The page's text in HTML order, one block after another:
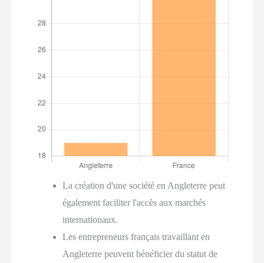
La création d'une société en Angleterre peut
également faciliter l'accès aux marchés
internationaux.
Les entrepreneurs français travaillant en
Angleterre peuvent bénéficier du statut de